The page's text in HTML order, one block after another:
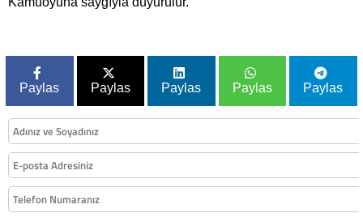
Paylas Paylas Paylas Paylas Paylas